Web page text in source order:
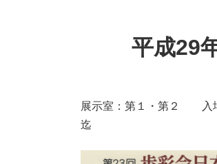
平成29
展示室：第１・第２
迄